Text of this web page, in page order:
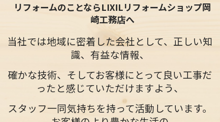
リフォームのことならLIXILリフォームショップ岡
崎工務店へ
当社では地域に密着した会社として、正しい知
識、 有益な情報、
確かな技術、 そしてお客様にとって良い工事だ
ったと感じていただけますよう、
スタッフ一同気持ちを持って活動しています。